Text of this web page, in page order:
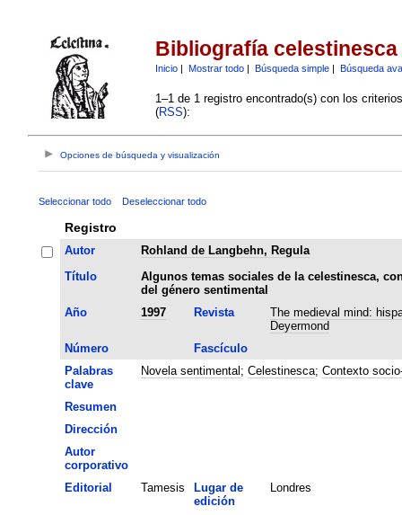
Bibliografía celestinesca
Inicio| Mostrar todo| Búsqueda simple| Búsqueda
1–1 de 1 registro encontrado(s) con los
(RSS):
Opciones de búsqueda y visualización
Seleccionar todo Deseleccionar todo
Registro
Autor
Rohland de Langbehn, Regula
Título
Algunos temas sociales de la celestinesca,
del género sentimental
Año
1997 Revista
The medieval mind:
Deyermond
Número
Fascículo
Palabras
clave
Novela sentimental ; Celestinesca; Contexto
Resumen
Dirección
Autor
corporativo
Editorial
Tamesis
Lugar de
edición
Londres